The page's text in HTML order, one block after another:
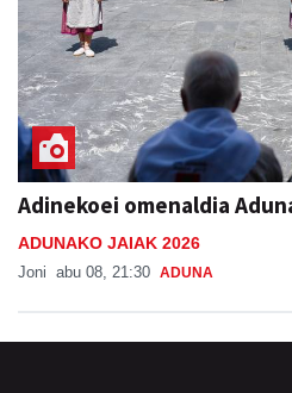
Adinekoei omenaldia
ADUNAKO JAIAK 2026
Joni abu 08, 21:30 ADUNA